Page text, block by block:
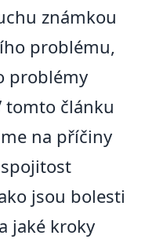
známkou
problému,
problémy
tomto článku
na příčiny
jsou bolesti
jaké kroky